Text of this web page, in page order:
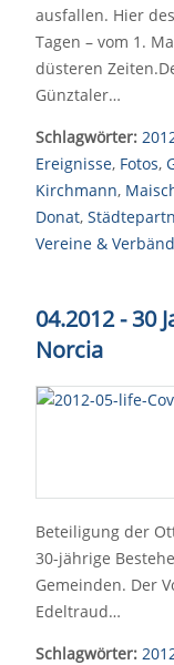
ausfallen. Hier
Tagen – vom 1.
düsteren
Günztaler…
Schlagwörter:
Ereignisse, Fotos,
Kirchmann,
Donat,
Vereine &
04.2012 - 30
Norcia
Beteiligung der
30-jährige
Gemeinden. Der
Edeltraud…
Schlagwörter: